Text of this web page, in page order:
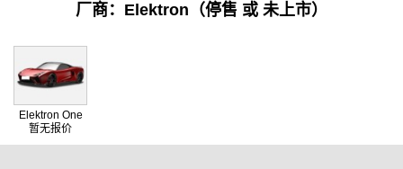
厂商：Elektron（停售 或 未上市）
Elektron One
暂无报价